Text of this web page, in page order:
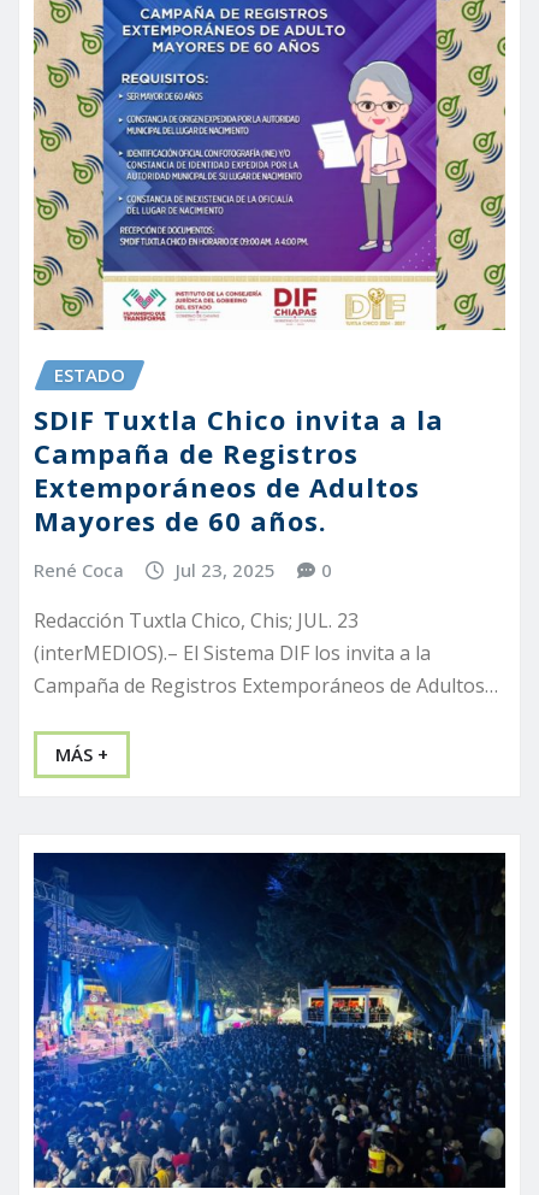
ESTADO
SDIF Tuxtla Chico invita a la
Campaña de Registros
Extemporáneos de Adultos
Mayores de 60 años.
René Coca Jul 23, 2025 0
Redacción Tuxtla Chico, Chis; JUL. 23
(interMEDIOS).– El Sistema DIF los invita a la
Campaña de Registros Extemporáneos de Adultos…
MÁS +